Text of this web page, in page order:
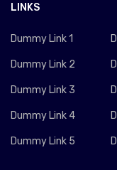
LINKS
Dummy Link 1
Dummy Link 2
Dummy Link 3
Dummy Link 4
Dummy Link 5